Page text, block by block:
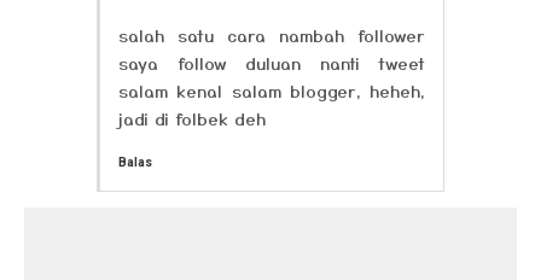
salah satu cara nambah follower
saya follow duluan nanti tweet
salam kenal salam blogger, heheh,
jadi di folbek deh
Balas